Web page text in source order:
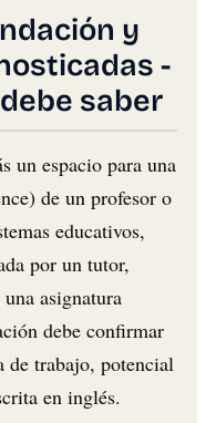
y
-
saber
un espacio para una
de un profesor o
educativos,
por un tutor,
asignatura
debe confirmar
de trabajo, potencial
en inglés.